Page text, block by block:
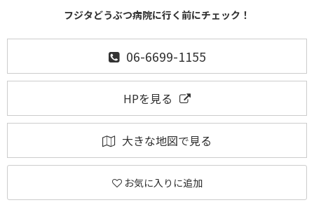
フジタどうぶつ病院に行く前にチェック！
06-6699-1155
HPを見る
大きな地図で見る
お気に入りに追加